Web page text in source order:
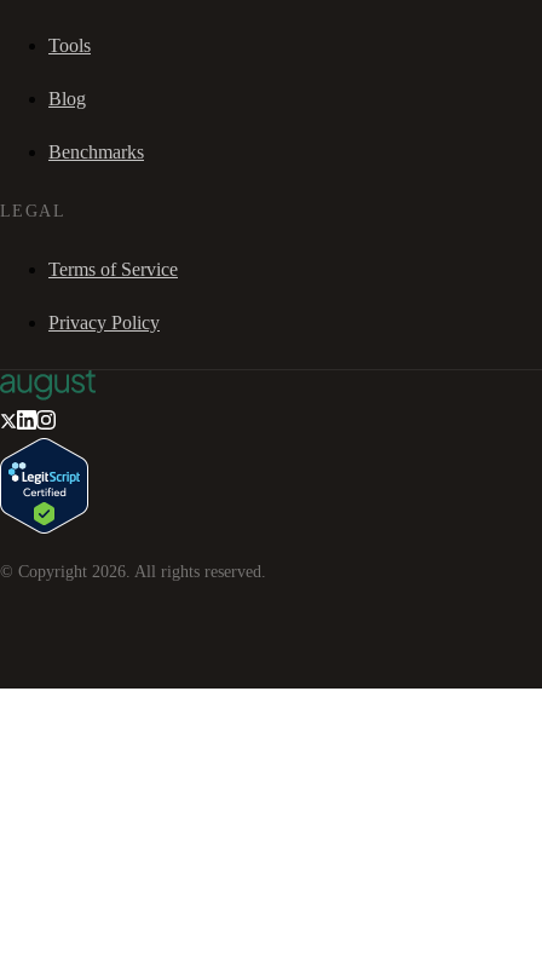
Tools
Blog
Benchmarks
LEGAL
Terms of Service
Privacy Policy
© Copyright 2026 . All rights reserved.